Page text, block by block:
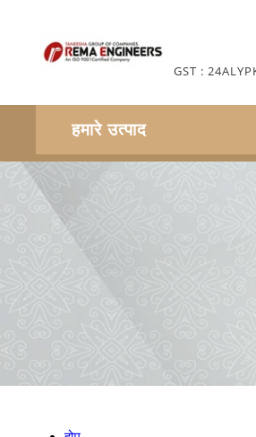
GST :
हमारे उत्पाद